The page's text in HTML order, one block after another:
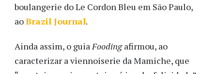
boulangerie do Le Cordon Bleu em São Paulo,
aoBrazil Journal.
Ainda assim, o guiaFoodingafirmou, ao
caracterizar a viennoiserie da Mamiche, que